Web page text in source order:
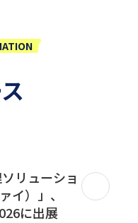
リューショ
イ）」、
に出展